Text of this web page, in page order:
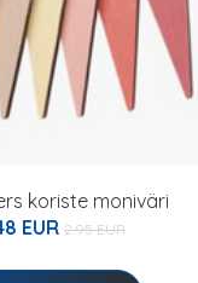
koriste moniväri
EUR 2.95 EUR